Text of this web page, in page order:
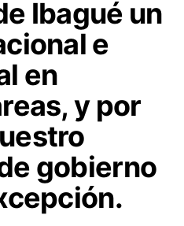
Ibagué un
e
en
y por
gobierno